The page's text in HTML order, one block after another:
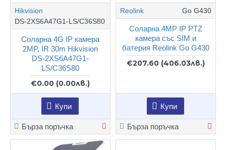
Hikvision
DS-2XS6A47G1-LS/C36S80
Соларна 4G IP камера
2MP, IR 30m Hikvision
DS-2XS6A47G1-
LS/C36S80
€0.00 (0.00лв.)
Купи
Бърза поръчка
Reolink Go G430
Соларна 4MP IP PTZ
камера със SIM и
батерия Reolink Go G430
€207.60 (406.03лв.)
Купи
Бърза поръчка